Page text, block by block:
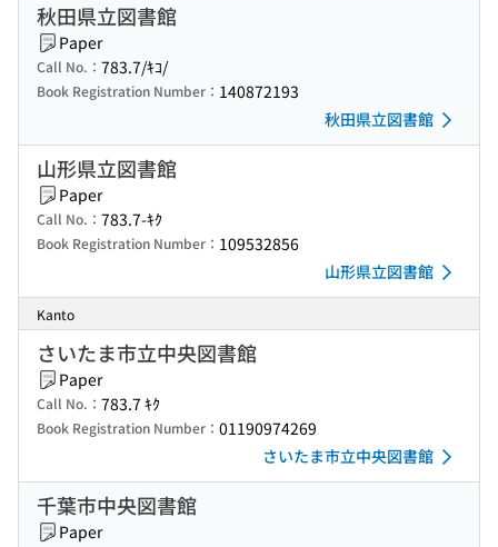
秋田県立図書館
Paper
Call No.： 783.7/ｷｺ/
Book Registration Number： 140872193
秋田県立図書館
山形県立図書館
Paper
Call No.： 783.7-ｷｸ
Book Registration Number： 109532856
山形県立図書館
Kanto
さいたま市立中央図書館
Paper
Call No.： 783.7 ｷｸ
Book Registration Number： 01190974269
さいたま市立中央図書館
千葉市中央図書館
Paper